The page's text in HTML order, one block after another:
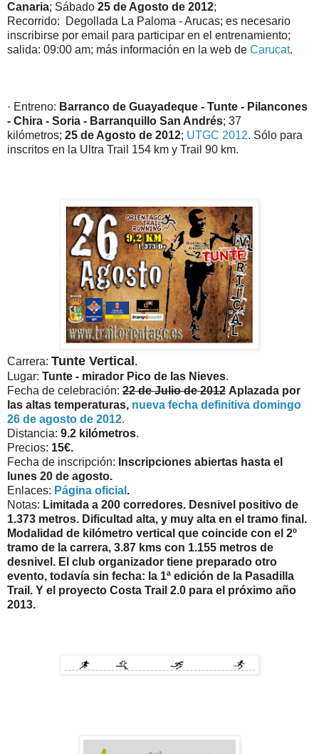
Canaria; Sábado 25 de Agosto de 2012;
Recorrido: Degollada La Paloma - Arucas; es necesario
inscribirse por email para participar en el entrenamiento;
salida: 09:00 am; más información en la web de Carucat.
· Entreno: Barranco de Guayadeque - Tunte - Pilancones
- Chira - Soria - Barranquillo San Andrés; 37
kilómetros; 25 de Agosto de 2012; UTGC 2012. Sólo para
inscritos en la Ultra Trail 154 km y Trail 90 km.
Carrera: Tunte Vertical .
Lugar: Tunte - mirador Pico de las Nieves.
Fecha de celebración: 22 de Julio de 2012 Aplazada por
las altas temperaturas, nueva fecha definitiva domingo
26 de agosto de 2012.
Distancia: 9.2 kilómetros.
Precios: 15€.
Fecha de inscripción: Inscripciones abiertas hasta el
lunes 20 de agosto.
Enlaces: Página oficial .
Notas: Limitada a 200 corredores. Desnivel positivo de
1.373 metros. Dificultad alta, y muy alta en el tramo final.
Modalidad de kilómetro vertical que coincide con el 2º
tramo de la carrera, 3.87 kms con 1.155 metros de
desnivel. El club organizador tiene preparado otro
evento, todavía sin fecha: la 1ª edición de la Pasadilla
Trail. Y el proyecto Costa Trail 2.0 para el próximo año
2013.